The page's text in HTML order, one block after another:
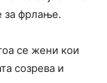
за фрлање.
се жени кои
созрева и